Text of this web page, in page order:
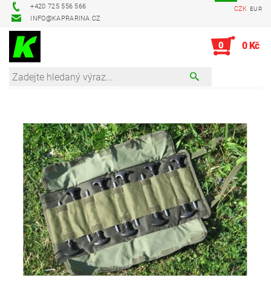
+420 725 556 566
INFO@KAPRARINA.CZ
CZK EUR
0 0 Kč